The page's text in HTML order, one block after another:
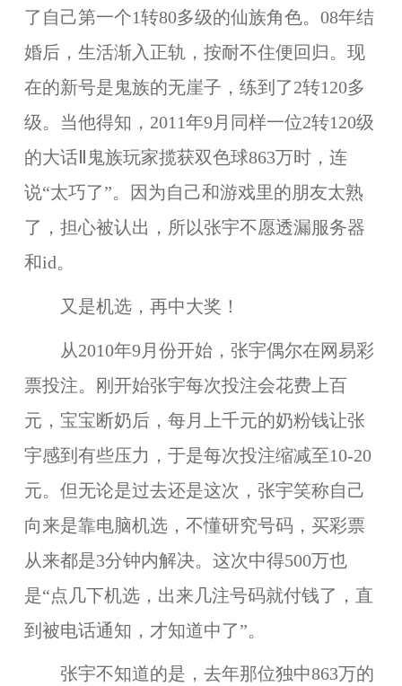
了自己第一个1转80多级的仙族角色。08年结
婚后，生活渐入正轨，按耐不住便回归。现
在的新号是鬼族的无崖子，练到了2转120多
级。当他得知，2011年9月同样一位2转120级
的大话Ⅱ鬼族玩家揽获双色球863万时，连
说“太巧了”。因为自己和游戏里的朋友太熟
了，担心被认出，所以张宇不愿透漏服务器
和id。
又是机选，再中大奖！
从2010年9月份开始，张宇偶尔在网易彩
票投注。刚开始张宇每次投注会花费上百
元，宝宝断奶后，每月上千元的奶粉钱让张
宇感到有些压力，于是每次投注缩减至10-20
元。但无论是过去还是这次，张宇笑称自己
向来是靠电脑机选，不懂研究号码，买彩票
从来都是3分钟内解决。这次中得500万也
是“点几下机选，出来几注号码就付钱了，直
到被电话通知，才知道中了”。
张宇不知道的是，去年那位独中863万的